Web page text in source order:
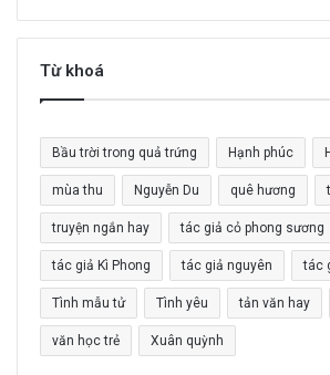
Từ khoá
Bầu trời trong quả trứng Hạnh phúc
mùa thu Nguyễn Du quê hương
truyện ngắn hay tác giả cỏ phong sương
tác giả Kì Phong tác giả nguyên tác
Tình mẫu tử Tình yêu tản văn hay
văn học trẻ Xuân quỳnh